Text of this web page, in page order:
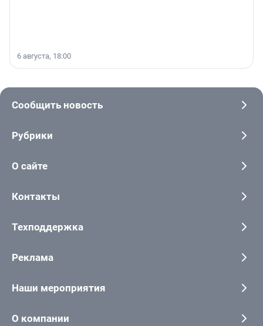
6 августа, 18:00
Сообщить новость
Рубрики
О сайте
Контакты
Техподдержка
Реклама
Наши мероприятия
О компании